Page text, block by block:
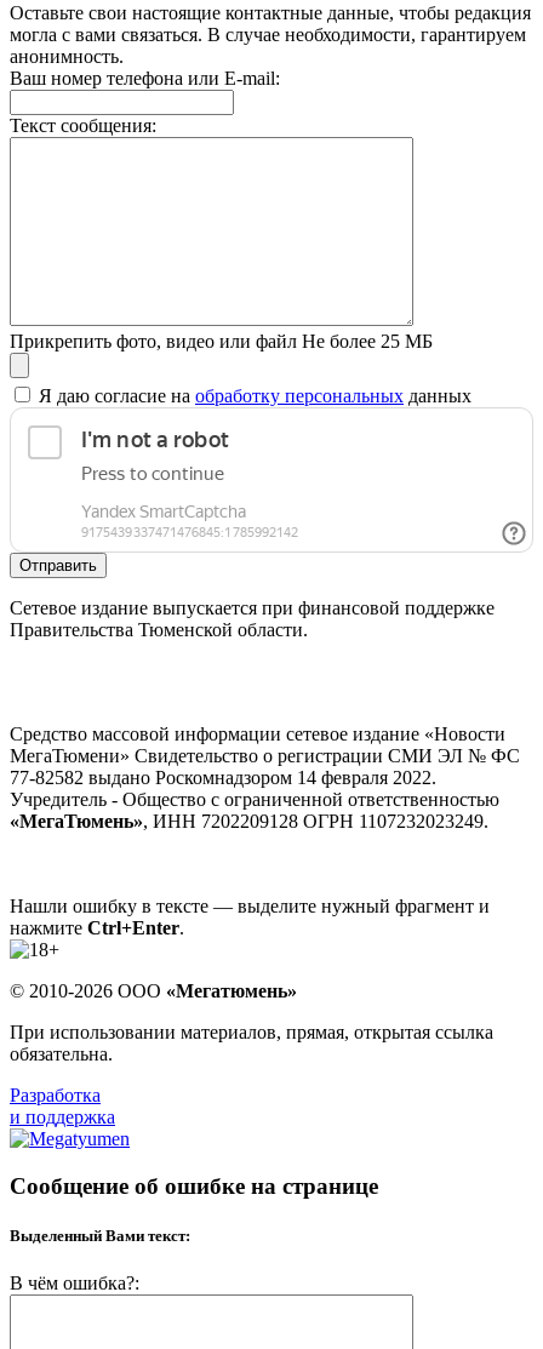
Оставьте свои настоящие контактные данные, чтобы редакция
могла с вами связаться. В случае необходимости, гарантируем
анонимность.
Ваш номер телефона или E-mail:
Текст сообщения:
Прикрепить фото, видео или файл Не более 25 МБ
Я даю согласие на обработку персональных данных
Отправить
Сетевое издание выпускается при финансовой поддержке
Правительства Тюменской области.
Средство массовой информации сетевое издание «Новости
МегаТюмени» Свидетельство о регистрации СМИ ЭЛ № ФС
77-82582 выдано Роскомнадзором 14 февраля 2022.
Учредитель - Общество с ограниченной ответственностью
«МегаТюмень», ИНН 7202209128 ОГРН 1107232023249.
Нашли ошибку в тексте — выделите нужный фрагмент и
нажмите Ctrl+Enter.
© 2010-2026 ООО «Мегатюмень»
При использовании материалов, прямая, открытая ссылка
обязательна.
Разработка
и поддержка
Сообщение об ошибке на странице
Выделенный Вами текст:
В чём ошибка?: